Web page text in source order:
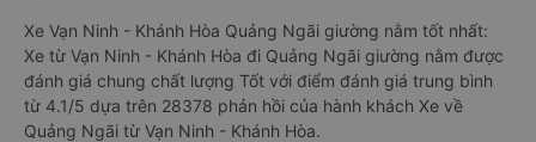
Xe Vạn Ninh - Khánh Hòa Quảng Ngãi giường nằm tốt nhất:
Xe từ Vạn Ninh - Khánh Hòa đi Quảng Ngãi giường nằm được
đánh giá chung chất lượng Tốt với điểm đánh giá trung bình
từ 4.1/5 dựa trên 28378 phản hồi của hành khách Xe về
Quảng Ngãi từ Vạn Ninh - Khánh Hòa.